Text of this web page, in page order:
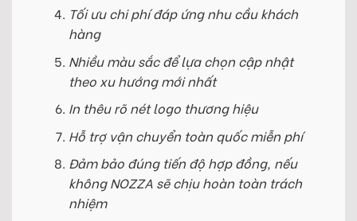
Tối ưu chi phí đáp ứng nhu cầu khách
hàng
Nhiều màu sắc để lựa chọn cập nhật
theo xu hướng mới nhất
In thêu rõ nét logo thương hiệu
Hỗ trợ vận chuyển toàn quốc miễn phí
Đảm bảo đúng tiến độ hợp đồng, nếu
không NOZZA sẽ chịu hoàn toàn trách
nhiệm